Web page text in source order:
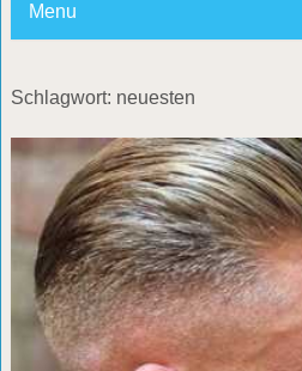
Menu
Schlagwort: neuesten